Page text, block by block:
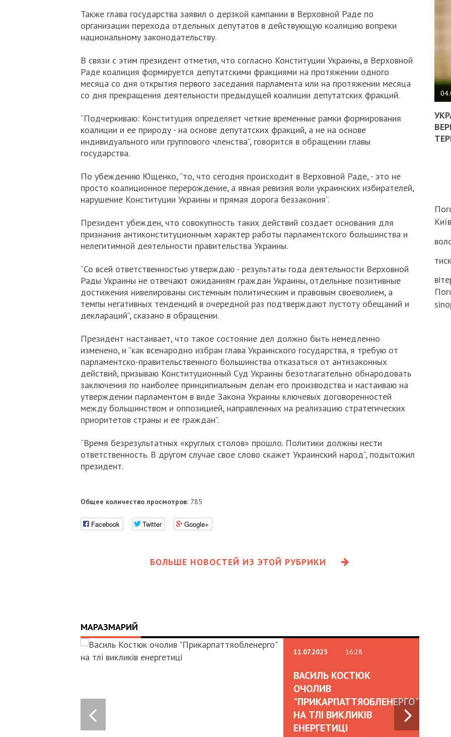
Также глава государства заявил о дерзкой кампании в Верховной Раде по
организации перехода отдельных депутатов в действующую коалицию вопреки
национальному законодательству.
В связи с этим президент отметил, что согласно Конституции Украины, в Верховной
Раде коалиция формируется депутатскими фракциями на протяжении одного
месяца со дня открытия первого заседания парламента или на протяжении месяца
со дня прекращения деятельности предыдущей коалиции депутатских фракций.
“Подчеркиваю: Конституция определяет четкие временные рамки формирования
коалиции и ее природу - на основе депутатских фракций, а не на основе
индивидуального или группового членства”, говорится в обращении главы
государства.
По убеждению Ющенко, “то, что сегодня происходит в Верховной Раде, - это не
просто коалиционное перерождение, а явная ревизия воли украинских избирателей,
нарушение Конституции Украины и прямая дорога беззакония”.
Президент убежден, что совокупность таких действий создает основания для
признания антиконституционным характер работы парламентского большинства и
нелегитимной деятельности правительства Украины.
“Со всей ответственностью утверждаю - результаты года деятельности Верховной
Рады Украины не отвечают ожиданиям граждан Украины, отдельные позитивные
достижения нивелированы системным политическим и правовым своеволием, а
темпы негативных тенденций в очередной раз подтверждают пустоту обещаний и
деклараций”, сказано в обращении.
Президент настаивает, что такое состояние дел должно быть немедленно
изменено, и “как всенародно избран глава Украинского государства, я требую от
парламентско-правительственного большинства отказаться от антизаконных
действий, призываю Конституционный Суд Украины безотлагательно обнародовать
заключения по наиболее принципиальным делам его производства и настаиваю на
утверждении парламентом в виде Закона Украины ключевых договоренностей
между большинством и оппозицией, направленных на реализацию стратегических
приоритетов страны и ее граждан”.
“Время безрезультатных «круглых столов» прошло. Политики должны нести
ответственность. В другом случае свое слово скажет Украинский народ”, подытожил
президент.
Общее количество просмотров:785
Facebook Twitter Google+
БОЛЬШЕ НОВОСТЕЙ ИЗ ЭТОЙ РУБРИКИ
МАРАЗМАРИЙ
11.07.2025 16:28
ВАСИЛЬ КОСТЮК
ОЧОЛИВ
"ПРИКАРПАТТЯОБЛЕНЕРГО"
НА ТЛІ ВИКЛИКІВ
ЕНЕРГЕТИЦІ
НА
Київ